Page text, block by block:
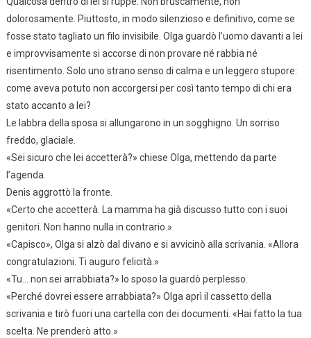
dolorosamente. Piuttosto, in modo silenzioso e definitivo, come se
fosse stato tagliato un filo invisibile. Olga guardò l’uomo davanti a lei
e improvvisamente si accorse di non provare né rabbia né
risentimento. Solo uno strano senso di calma e un leggero stupore:
come aveva potuto non accorgersi per così tanto tempo di chi era
stato accanto a lei?
Le labbra della sposa si allungarono in un sogghigno. Un sorriso
freddo, glaciale.
«Sei sicuro che lei accetterà?» chiese Olga, mettendo da parte
l’agenda.
Denis aggrottò la fronte.
«Certo che accetterà. La mamma ha già discusso tutto con i suoi
genitori. Non hanno nulla in contrario.»
«Capisco», Olga si alzò dal divano e si avvicinò alla scrivania. «Allora
congratulazioni. Ti auguro felicità.»
«Tu… non sei arrabbiata?» lo sposo la guardò perplesso.
«Perché dovrei essere arrabbiata?» Olga aprì il cassetto della
scrivania e tirò fuori una cartella con dei documenti. «Hai fatto la tua
scelta. Ne prenderò atto.»